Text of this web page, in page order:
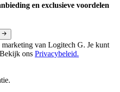
en exclusieve voordelen
van Logitech G. Je kunt
ons Privacybeleid.